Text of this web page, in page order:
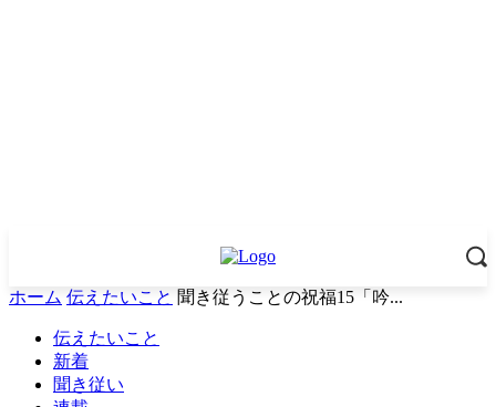
ホーム 伝えたいこと 聞き従うことの祝福15「吟...
伝えたいこと
新着
聞き従い